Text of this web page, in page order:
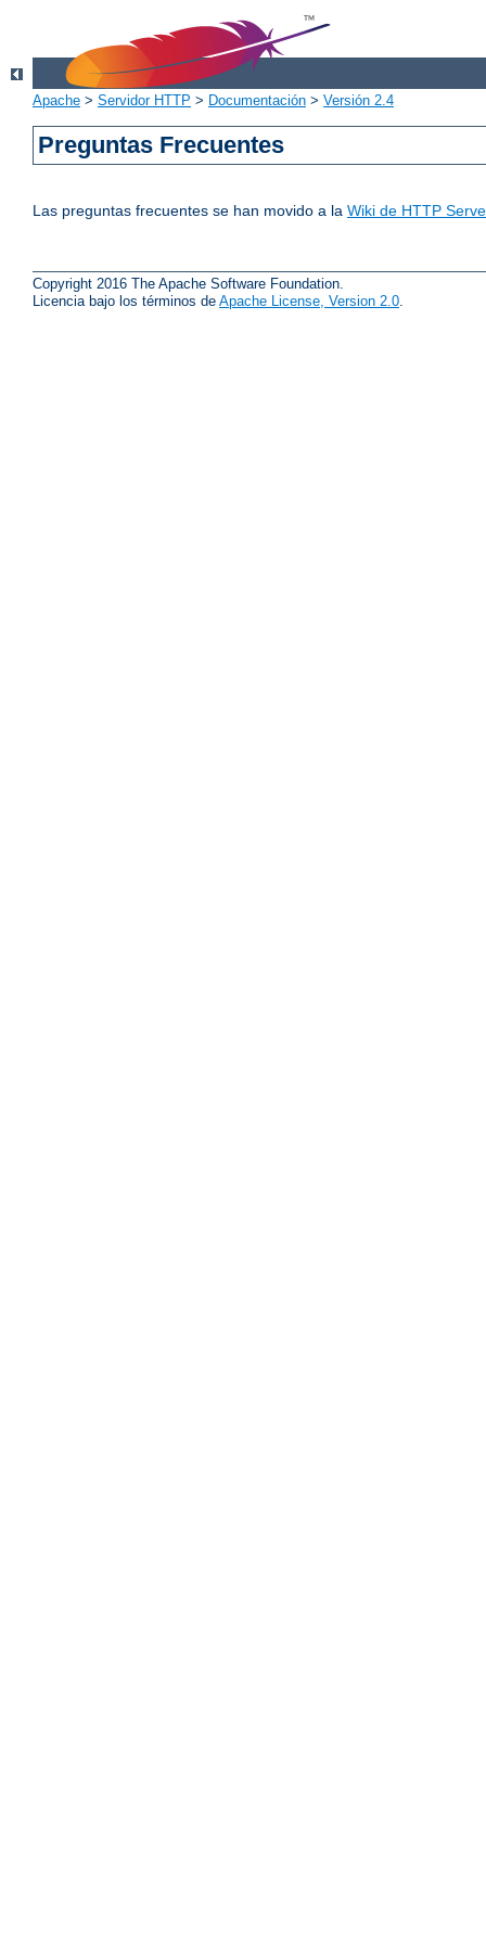
Apache > Servidor HTTP > Documentación > Versión 2.4
Preguntas Frecuentes
Las preguntas frecuentes se han movido a la Wiki de HTTP
Copyright 2016 The Apache Software Foundation.
Licencia bajo los términos de Apache License, Version 2.0